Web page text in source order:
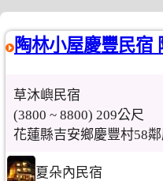
陶林小屋慶豐民宿
草沐嶼民宿
(3800 ~ 8800) 209公尺
花蓮縣吉安鄉慶豐村58
夏朵內民宿